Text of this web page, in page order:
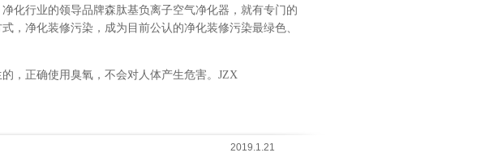
化行业的领导品牌森肽基负离子空气净化器，就有专门的
，净化装修污染，成为目前公认的净化装修污染最绿色、
，正确使用臭氧，不会对人体产生危害。JZX
2019.1.21